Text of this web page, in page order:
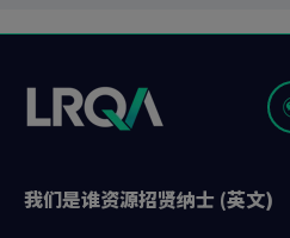
我们是谁资源招贤纳士 (英文)